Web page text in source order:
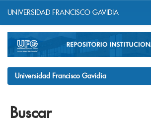
navigation
UNIVERSIDAD FRANCISCO GAVIDIA
Universidad Francisco Gavidia
Buscar